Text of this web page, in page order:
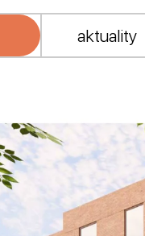
aktuality